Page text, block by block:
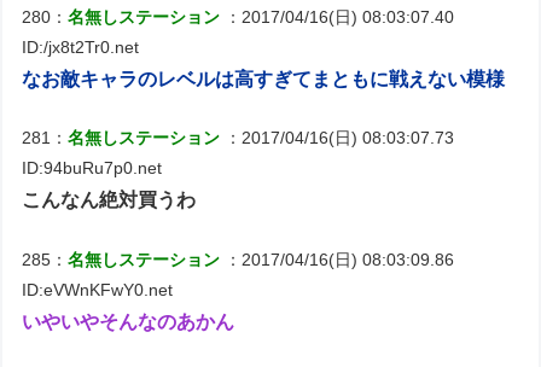
280：名無しステーション
：2017/04/16(日) 08:03:07.40
ID:/jx8t2Tr0.net
なお敵キャラのレベルは高すぎてまともに戦えない模様
281：名無しステーション
：2017/04/16(日) 08:03:07.73
ID:94buRu7p0.net
こんなん絶対買うわ
285：名無しステーション
：2017/04/16(日) 08:03:09.86
ID:eVWnKFwY0.net
いやいやそんなのあかん